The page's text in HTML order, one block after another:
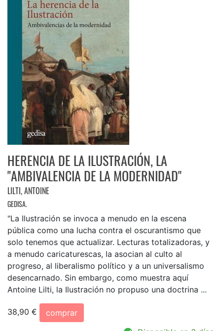
HERENCIA DE LA ILUSTRACIÓN, LA
"AMBIVALENCIA DE LA MODERNIDAD"
LILTI, ANTOINE
GEDISA.
"La Ilustración se invoca a menudo en la escena
pública como una lucha contra el oscurantismo que
solo tenemos que actualizar. Lecturas totalizadoras, y
a menudo caricaturescas, la asocian al culto al
progreso, al liberalismo político y a un universalismo
desencarnado. Sin embargo, como muestra aquí
Antoine Lilti, la Ilustración no propuso una doctrina ...
38,90 €
comprar